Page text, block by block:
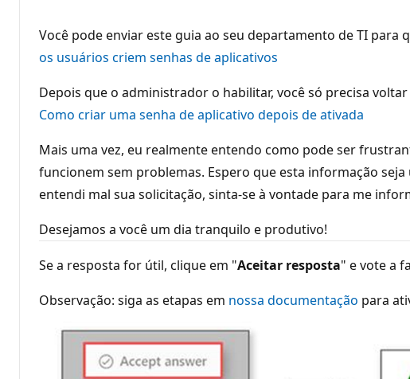
Você pode enviar este guia ao seu departamento de TI
os usuários criem senhas de aplicativos
Depois que o administrador o habilitar, você só precisa voltar
Como criar uma senha de aplicativo depois de ativada
Mais uma vez, eu realmente entendo como pode ser
funcionem sem problemas. Espero que esta informação
entendi mal sua solicitação, sinta-se à vontade para me
Desejamos a você um dia tranquilo e produtivo!
Se a resposta for útil, clique em "Aceitar resposta" e vote a
Observação: siga as etapas em nossa documentação para